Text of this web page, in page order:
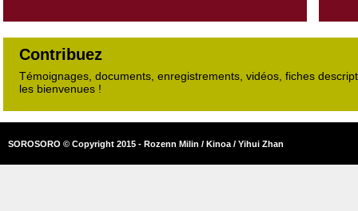
Contribuez
Témoignages, documents, enregistrements, vidéos, fiches
les bienvenues !
SOROSORO © Copyright 2015 - Rozenn Milin / Kinoa / Yihui Zhan